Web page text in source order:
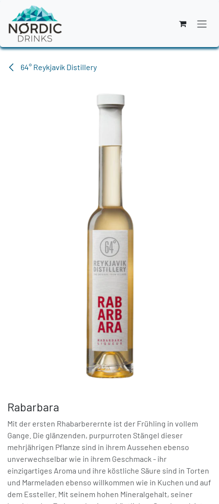
Zum Inhalt springen
64° Reykjavík Distillery
Rabarbara
Mit der ersten Rhabarberernte ist der Frühling in vollem
Gange. Die glänzenden, purpurroten Stängel dieser
mehrjährigen Pflanze sind in ihrem Aussehen ebenso
unverwechselbar wie in ihrem Geschmack - ihr
einzigartiges Aroma und ihre köstliche Säure sind in Torten
und Marmeladen ebenso willkommen wie in Kuchen und auf
dem Essteller. Mit seinem hohen Mineralgehalt, seiner